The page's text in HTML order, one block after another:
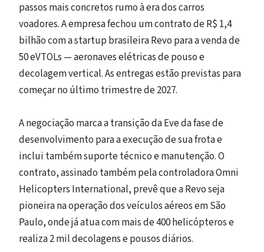
passos mais concretos rumo à era dos carros
voadores. A empresa fechou um contrato de R$ 1,4
bilhão com a startup brasileira Revo para a venda de
50 eVTOLs — aeronaves elétricas de pouso e
decolagem vertical. As entregas estão previstas para
começar no último trimestre de 2027.
A negociação marca a transição da Eve da fase de
desenvolvimento para a execução de sua frota e
inclui também suporte técnico e manutenção. O
contrato, assinado também pela controladora Omni
Helicopters International, prevê que a Revo seja
pioneira na operação dos veículos aéreos em São
Paulo, onde já atua com mais de 400 helicópteros e
realiza 2 mil decolagens e pousos diários.